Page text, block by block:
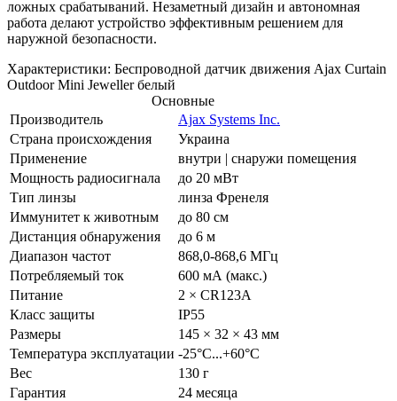
ложных срабатываний. Незаметный дизайн и автономная
работа делают устройство эффективным решением для
наружной безопасности.
Характеристики: Беспроводной датчик движения Ajax Curtain
Outdoor Mini Jeweller белый
Основные
Производитель
Ajax Systems Inc.
Страна происхождения
Украина
Применение
внутри | снаружи помещения
Мощность радиосигнала
до 20 мВт
Тип линзы
линза Френеля
Иммунитет к животным
до 80 см
Дистанция обнаружения
до 6 м
Диапазон частот
868,0-868,6 МГц
Потребляемый ток
600 мА (макс.)
Питание
2 × CR123A
Класс защиты
IP55
Размеры
145 × 32 × 43 мм
Температура эксплуатации -25°С...+60°С
Вес
130 г
Гарантия
24 месяца